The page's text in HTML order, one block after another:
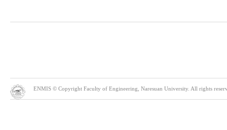
ENMIS © Copyright Faculty of Engineering, Naresuan University. All rights